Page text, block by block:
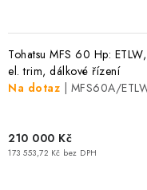
ZNAČKY
Tohatsu MFS 60 Hp:
el. trim, dálkové řízení
Na dotaz
| MFS60A/
210 000 Kč
173 553,72 Kč bez DPH